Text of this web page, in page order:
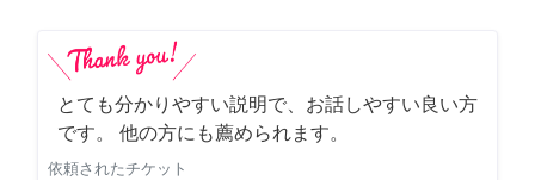
とても分かりやすい説明で、お話しやすい良い方
です。 他の方にも薦められます。
依頼されたチケット